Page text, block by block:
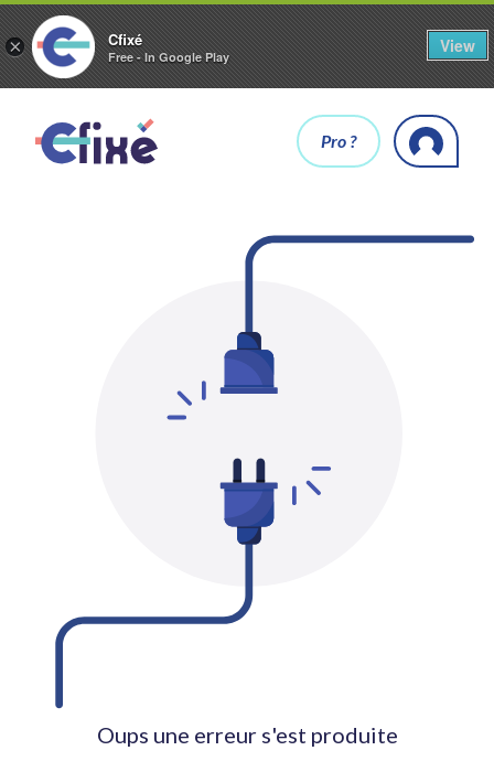
× Cfixé
Free - In Google Play
View
Pro ?
Oups une erreur s'est produite